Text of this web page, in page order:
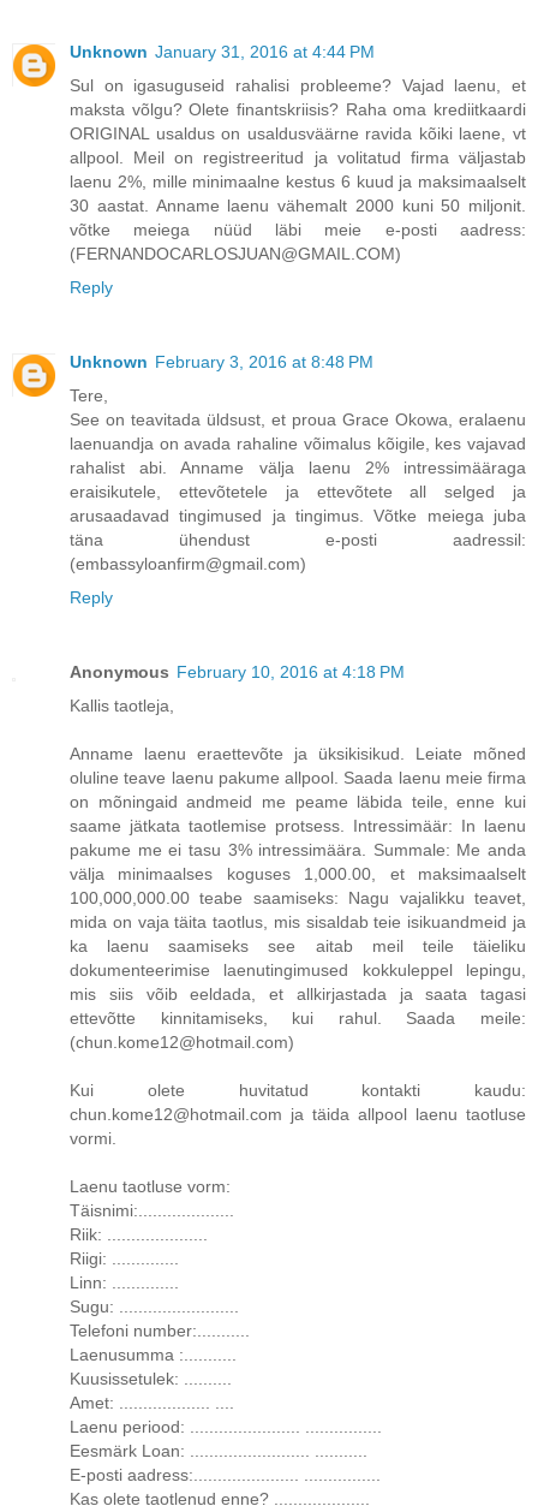
Unknown January 31, 2016 at 4:44 PM
Sul on igasuguseid rahalisi probleeme? Vajad laenu, et
maksta võlgu? Olete finantskriisis? Raha oma krediitkaardi
ORIGINAL usaldus on usaldusväärne ravida kõiki laene, vt
allpool. Meil on registreeritud ja volitatud firma väljastab
laenu 2%, mille minimaalne kestus 6 kuud ja maksimaalselt
30 aastat. Anname laenu vähemalt 2000 kuni 50 miljonit.
võtke meiega nüüd läbi meie e-posti aadress:
(FERNANDOCARLOSJUAN@GMAIL.COM)
Reply
Unknown February 3, 2016 at 8:48 PM
Tere,
See on teavitada üldsust, et proua Grace Okowa, eralaenu
laenuandja on avada rahaline võimalus kõigile, kes vajavad
rahalist abi. Anname välja laenu 2% intressimääraga
eraisikutele, ettevõtetele ja ettevõtete all selged ja
arusaadavad tingimused ja tingimus. Võtke meiega juba
täna ühendust e-posti aadressil:
(embassyloanfirm@gmail.com)
Reply
Anonymous February 10, 2016 at 4:18 PM
Kallis taotleja,
Anname laenu eraettevõte ja üksikisikud. Leiate mõned
oluline teave laenu pakume allpool. Saada laenu meie firma
on mõningaid andmeid me peame läbida teile, enne kui
saame jätkata taotlemise protsess. Intressimäär: In laenu
pakume me ei tasu 3% intressimäära. Summale: Me anda
välja minimaalses koguses 1,000.00, et maksimaalselt
100,000,000.00 teabe saamiseks: Nagu vajalikku teavet,
mida on vaja täita taotlus, mis sisaldab teie isikuandmeid ja
ka laenu saamiseks see aitab meil teile täieliku
dokumenteerimise laenutingimused kokkuleppel lepingu,
mis siis võib eeldada, et allkirjastada ja saata tagasi
ettevõtte kinnitamiseks, kui rahul. Saada meile:
(chun.kome12@hotmail.com)
Kui olete huvitatud kontakti kaudu:
chun.kome12@hotmail.com ja täida allpool laenu taotluse
vormi.
Laenu taotluse vorm:
Täisnimi:....................
Riik: .....................
Riigi: ..............
Linn: ..............
Sugu: .........................
Telefoni number:...........
Laenusumma :...........
Kuusissetulek: ..........
Amet: ................... ....
Laenu periood: ....................... ................
Eesmärk Loan: ......................... ...........
E-posti aadress:...................... ................
Kas olete taotlenud enne? ....................